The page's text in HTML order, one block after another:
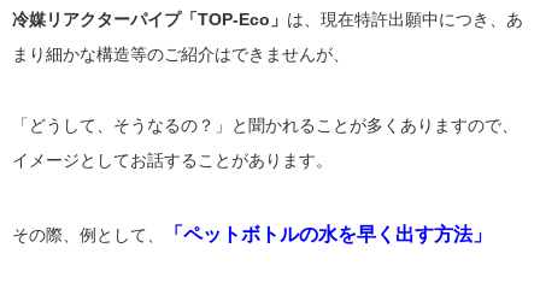
冷媒リアクターパイプ「TOP-Eco」 は、現在特許出願中につき、あ
まり細かな構造等のご紹介はできませんが、
「どうして、そうなるの？」と聞かれることが多くありますので、
イメージとしてお話することがあります。
その際、例として、 「ペットボトルの水を早く出す方法」